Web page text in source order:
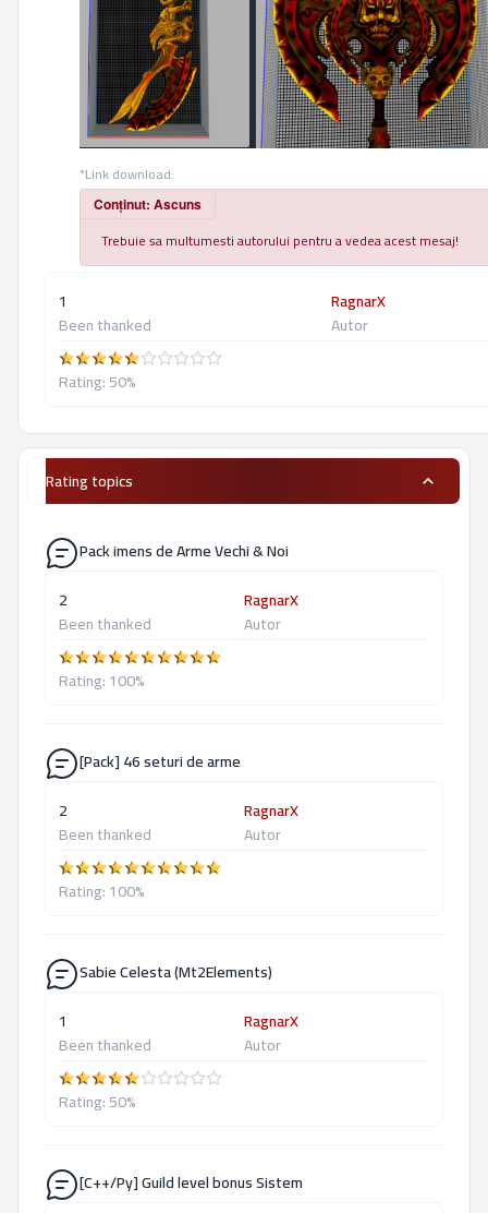
*Link download:
Conținut: Ascuns
Trebuie sa multumesti autorului pentru a vedea acest mesaj!
1
Been thanked
RagnarX
Autor
Rating: 50%
Rating topics
Pack imens de Arme Vechi & Noi
2
Been thanked
RagnarX
Autor
Rating: 100%
[Pack] 46 seturi de arme
2
Been thanked
RagnarX
Autor
Rating: 100%
Sabie Celesta (Mt2Elements)
1
Been thanked
RagnarX
Autor
Rating: 50%
[C++/Py] Guild level bonus Sistem